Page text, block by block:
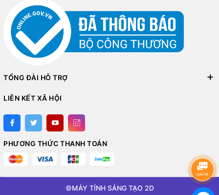
TỔNG ĐÀI HỖ TRỢ
LIÊN KẾT XÃ HỘI
PHƯƠNG THỨC THANH TOÁN
©MÁY TÍNH SÁNG TẠO 2D